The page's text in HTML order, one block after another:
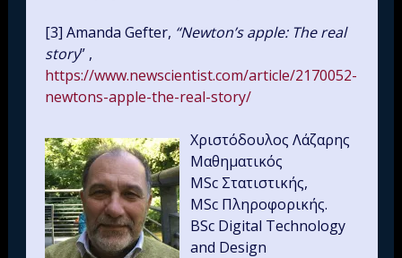
[3] Amanda Gefter, “Newton’s apple: The real
story” ,
https://www.newscientist.com/article/2170052-
newtons-apple-the-real-story/
Χριστόδουλος Λάζαρης
Μαθηματικός
MSc Στατιστικής,
MSc Πληροφορικής.
BSc Digital Technology
and Design